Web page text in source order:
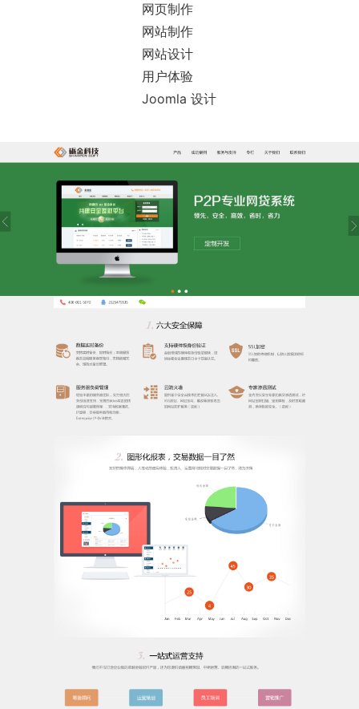
网页制作
网站制作
网站设计
用户体验
Joomla 设计